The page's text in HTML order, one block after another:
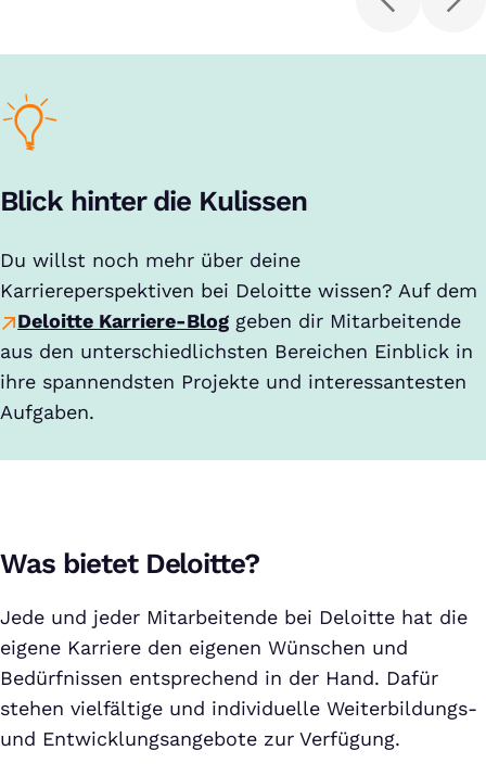
Blick hinter die Kulissen
Du willst noch mehr über deine
Karriereperspektiven bei Deloitte wissen? Auf dem
Deloitte Karriere-Blog geben dir Mitarbeitende
aus den unterschiedlichsten Bereichen Einblick in
ihre spannendsten Projekte und interessantesten
Aufgaben.
Was bietet Deloitte?
Jede und jeder Mitarbeitende bei Deloitte hat die
eigene Karriere den eigenen Wünschen und
Bedürfnissen entsprechend in der Hand. Dafür
stehen vielfältige und individuelle Weiterbildungs-
und Entwicklungsangebote zur Verfügung.